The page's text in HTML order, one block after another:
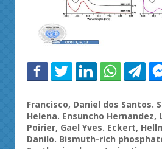
Francisco, Daniel dos Santos.
Helena. Ensuncho Hernandez,
Poirier, Gael Yves. Eckert,
Danilo. Bismuth-rich